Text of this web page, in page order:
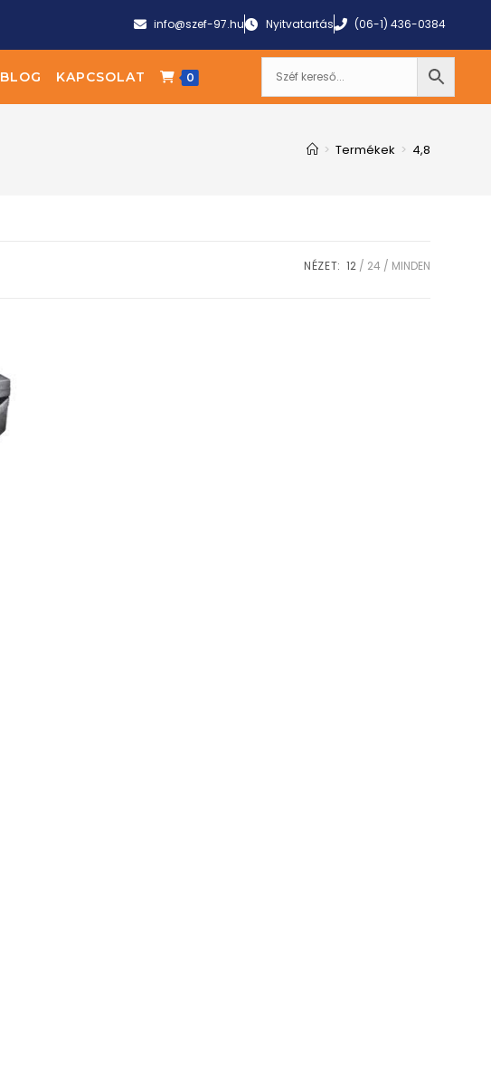
info@szef-97.hu Nyitvatartás (06-1) 436-0384
BLOG KAPCSOLAT 0
> Termékek > 4,8
NÉZET: 12 24 MINDEN